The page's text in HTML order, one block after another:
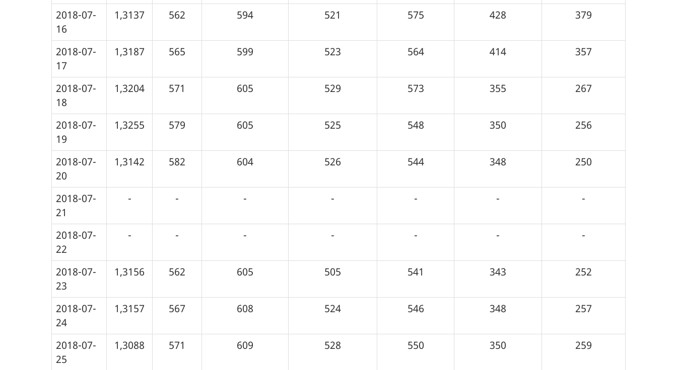
2018-07-
16
1,3137 562 594 521 575 428 379
2018-07-
17
1,3187 565 599 523 564 414 357
2018-07-
18
1,3204 571 605 529 573 355 267
2018-07-
19
1,3255 579 605 525 548 350 256
2018-07-
20
1,3142 582 604 526 544 348 250
2018-07-
21
- - - - - - -
2018-07-
22
- - - - - - -
2018-07-
23
1,3156 562 605 505 541 343 252
2018-07-
24
1,3157 567 608 524 546 348 257
2018-07-
25
1,3088 571 609 528 550 350 259